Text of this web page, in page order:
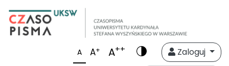
A A+ A++
Zaloguj